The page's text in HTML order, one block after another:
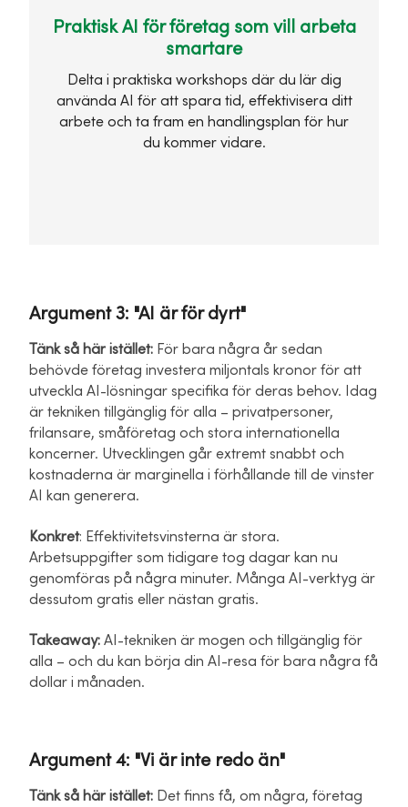
Praktisk AI för företag som vill arbeta
smartare
Delta i praktiska workshops där du lär dig
använda AI för att spara tid, effektivisera ditt
arbete och ta fram en handlingsplan för hur
du kommer vidare.
Argument 3: "AI är för dyrt"
Tänk så här istället: För bara några år sedan
behövde företag investera miljontals kronor för att
utveckla AI-lösningar specifika för deras behov. Idag
är tekniken tillgänglig för alla – privatpersoner,
frilansare, småföretag och stora internationella
koncerner. Utvecklingen går extremt snabbt och
kostnaderna är marginella i förhållande till de vinster
AI kan generera.
Konkret: Effektivitetsvinsterna är stora.
Arbetsuppgifter som tidigare tog dagar kan nu
genomföras på några minuter. Många AI-verktyg är
dessutom gratis eller nästan gratis.
Takeaway: AI-tekniken är mogen och tillgänglig för
alla – och du kan börja din AI-resa för bara några få
dollar i månaden.
Argument 4: "Vi är inte redo än"
Tänk så här istället: Det finns få, om några, företag